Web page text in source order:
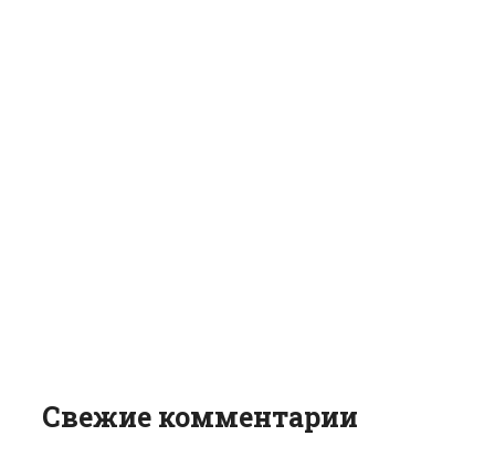
Свежие комментарии